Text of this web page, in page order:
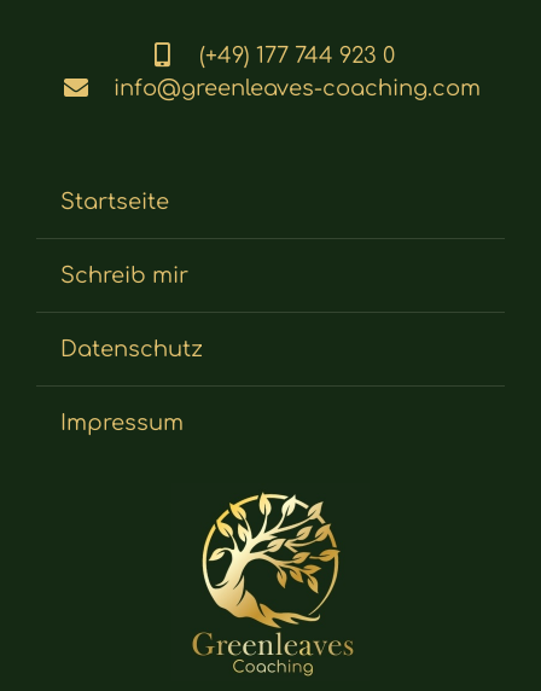
(+49) 177 744 923 0
info@greenleaves-coaching.com
Startseite
Schreib mir
Datenschutz
Impressum